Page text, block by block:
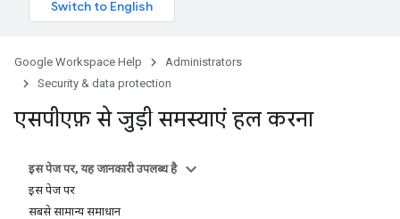
Google Workspace Help
Administrators
Security & data protection
एसपीएफ़ से जुड़ी समस्याएं हल करना
इस पेज पर, यह जानकारी उपलब्ध है
इस पेज पर
सबसे सामान्य समाधान